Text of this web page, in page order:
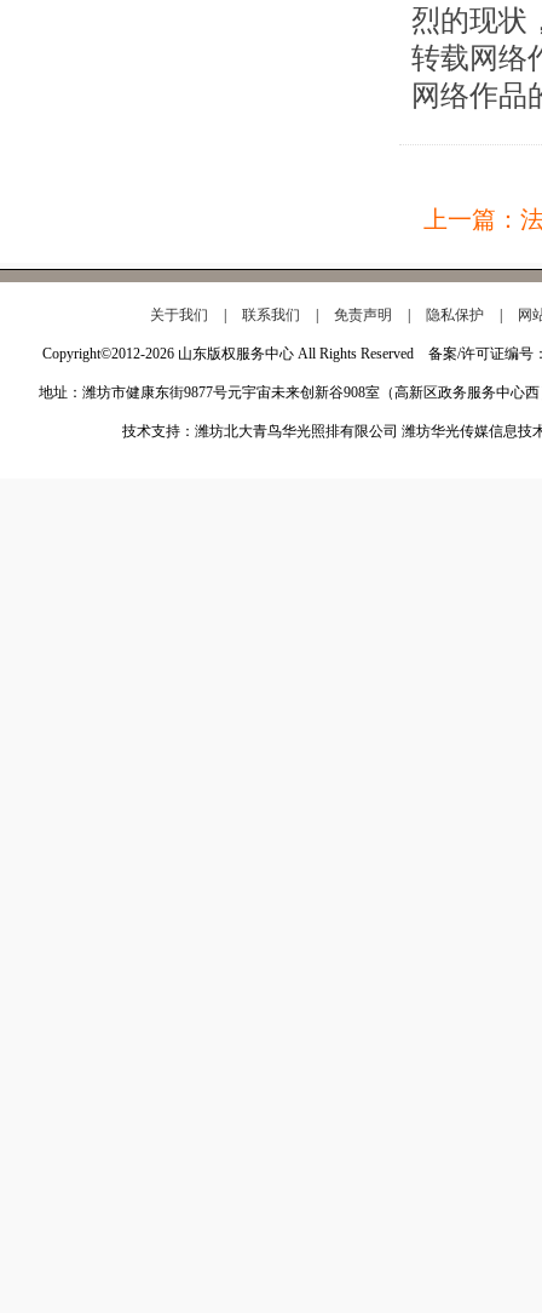
烈的现状
转载网络
网络作品
上一篇：
关于我们 联系我们 免责声明 隐私保护 网
Copyright©2012-2026 山东版权服务中心 All Rights Reserved 备案/许可证编号
地址：潍坊市健康东街9877号元宇宙未来创新谷908室（高新区政务服务中心
技术支持：潍坊北大青鸟华光照排有限公司 潍坊华光传媒信息技